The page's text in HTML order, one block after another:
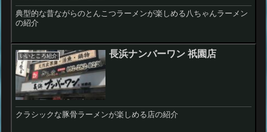
典型的な昔ながらのとんこつラーメンが楽しめる八ちゃんラーメン
の紹介
いいところ紹介 長浜ナンバーワン 祇園店
クラシックな豚骨ラーメンが楽しめる店の紹介